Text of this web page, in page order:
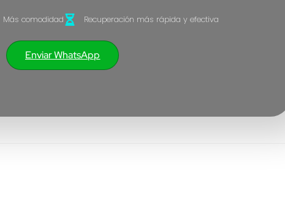
Más comodidad Recuperación más rápida y efectiva
Enviar WhatsApp